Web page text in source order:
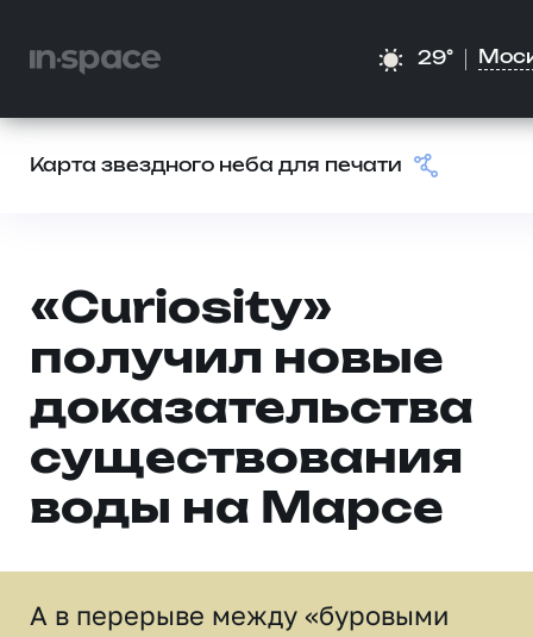
29°
Карта звездного неба для печати
«Curiosity»
получил новые
доказательства
существования
воды на Марсе
А в перерыве между «буровыми